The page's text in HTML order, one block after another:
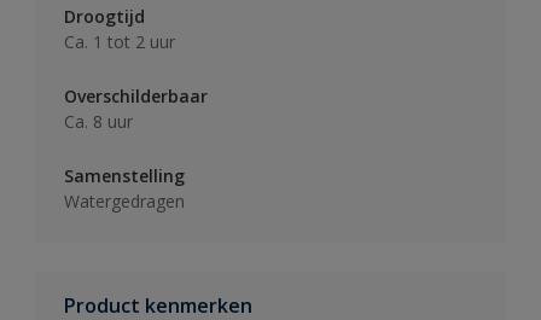
Droogtijd
Ca. 1 tot 2 uur
Overschilderbaar
Ca. 8 uur
Samenstelling
Watergedragen
Product kenmerken